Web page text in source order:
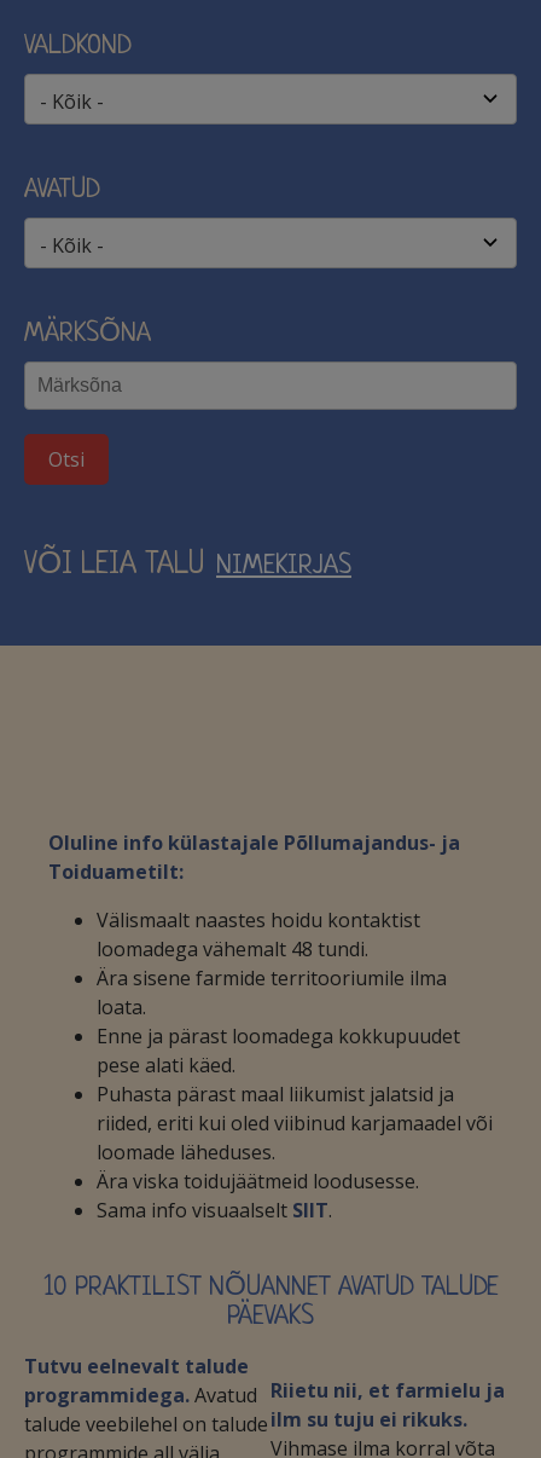
VALDKOND
- Kõik -
AVATUD
- Kõik -
MÄRKSÕNA
Otsi
VÕI LEIA TALU NIMEKIRJAS
Oluline info külastajale Põllumajandus- ja
Toiduametilt:
Välismaalt naastes hoidu kontaktist
loomadega vähemalt 48 tundi.
Ära sisene farmide territooriumile ilma
loata.
Enne ja pärast loomadega kokkupuudet
pese alati käed.
Puhasta pärast maal liikumist jalatsid ja
riided, eriti kui oled viibinud karjamaadel või
loomade läheduses.
Ära viska toidujäätmeid loodusesse.
Sama info visuaalselt SIIT.
10 PRAKTILIST NÕUANNET AVATUD TALUDE
PÄEVAKS
Tutvu eelnevalt talude
programmidega.Avatud
talude veebilehel on talude
Riietu nii, et farmielu ja
ilm su tuju ei rikuks.
Vihmase ilma korral võta